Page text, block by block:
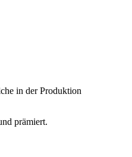
in der Produktion
prämiert.